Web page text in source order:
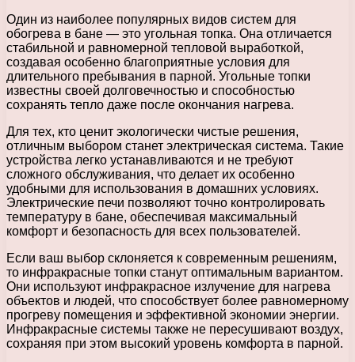
Один из наиболее популярных видов систем для
обогрева в бане — это угольная топка. Она отличается
стабильной и равномерной тепловой выработкой,
создавая особенно благоприятные условия для
длительного пребывания в парной. Угольные топки
известны своей долговечностью и способностью
сохранять тепло даже после окончания нагрева.
Для тех, кто ценит экологически чистые решения,
отличным выбором станет электрическая система. Такие
устройства легко устанавливаются и не требуют
сложного обслуживания, что делает их особенно
удобными для использования в домашних условиях.
Электрические печи позволяют точно контролировать
температуру в бане, обеспечивая максимальный
комфорт и безопасность для всех пользователей.
Если ваш выбор склоняется к современным решениям,
то инфракрасные топки станут оптимальным вариантом.
Они используют инфракрасное излучение для нагрева
объектов и людей, что способствует более равномерному
прогреву помещения и эффективной экономии энергии.
Инфракрасные системы также не пересушивают воздух,
сохраняя при этом высокий уровень комфорта в парной.